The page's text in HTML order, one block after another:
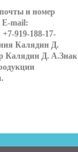
и номер
E-mail:
919-188-17-
Калядин Д.
Калядин Д. А.Знак
.